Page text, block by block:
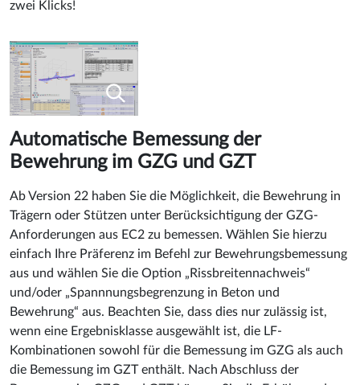
zwei Klicks!
Automatische Bemessung der
Bewehrung im GZG und GZT
Ab Version 22 haben Sie die Möglichkeit, die Bewehrung in
Trägern oder Stützen unter Berücksichtigung der GZG-
Anforderungen aus EC2 zu bemessen. Wählen Sie hierzu
einfach Ihre Präferenz im Befehl zur Bewehrungsbemessung
aus und wählen Sie die Option „Rissbreitennachweis“
und/oder „Spannnungsbegrenzung in Beton und
Bewehrung“ aus. Beachten Sie, dass dies nur zulässig ist,
wenn eine Ergebnisklasse ausgewählt ist, die LF-
Kombinationen sowohl für die Bemessung im GZG als auch
die Bemessung im GZT enthält. Nach Abschluss der